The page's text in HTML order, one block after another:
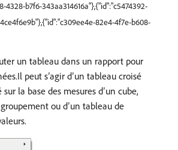
4328-b7f6-343aa314616a"},{"id":"c5474392-
82e4-4f7e-b608-
un tableau dans un rapport pour
peut sʼagir dʼun tableau croisé
la base des mesures dʼun cube,
ou dʼun tableau de